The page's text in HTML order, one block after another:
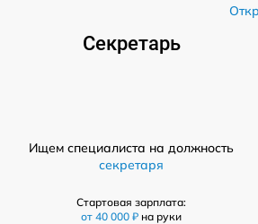
Секретарь
Ищем специалиста на должность
секретаря
Стартовая зарплата:
от 40 000 ₽ на руки